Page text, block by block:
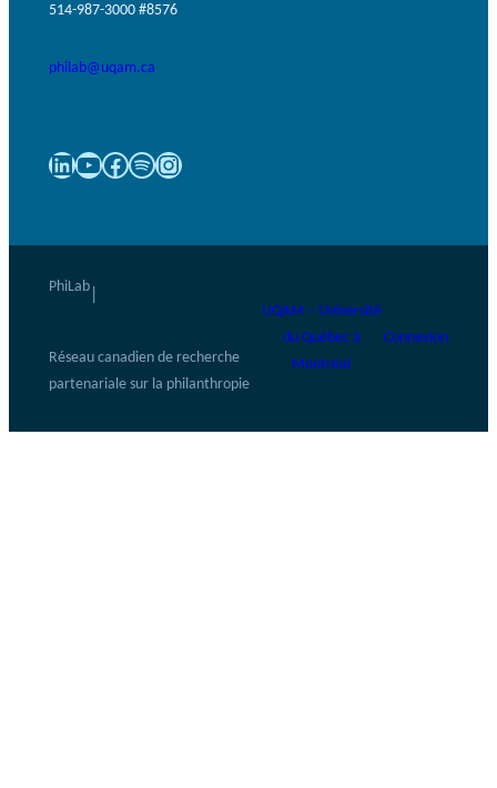
514-987-3000 #8576
philab@uqam.ca
LinkedIn YouTube Facebook Spotify Instagram
PhiLab
Réseau canadien de recherche
partenariale sur la philanthropie
UQAM – Université
du Québec à
Montréal
Connexion